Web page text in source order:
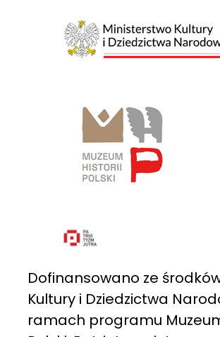
Dofinansowano ze
Kultury i Dziedzictwa
ramach programu